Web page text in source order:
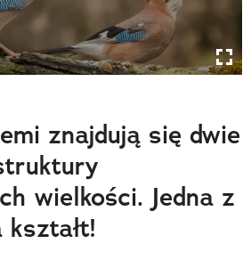
znajdują się dwie
wielkości. Jedna z
kształt!